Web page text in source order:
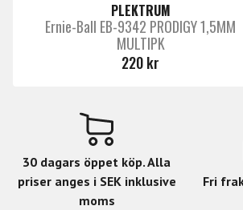
PLEKTRUM
Ernie-Ball EB-9342 PRODIGY 1,5MM
MULTIPK
220 kr
30 dagars öppet köp. Alla
priser anges i SEK inklusive
moms
Fri